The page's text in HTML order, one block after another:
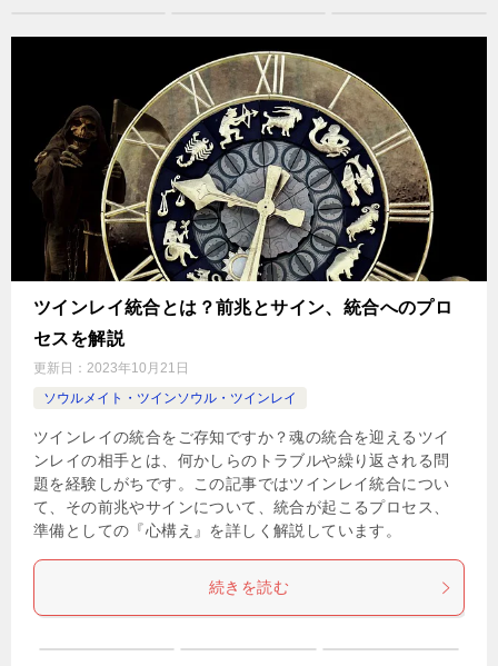
ツインレイ統合とは？前兆とサイン、統合へのプロ
セスを解説
更新日： 2023年10月21日
ソウルメイト・ツインソウル・ツインレイ
ツインレイの統合をご存知ですか？魂の統合を迎えるツイ
ンレイの相手とは、何かしらのトラブルや繰り返される問
題を経験しがちです。この記事ではツインレイ統合につい
て、その前兆やサインについて、統合が起こるプロセス、
準備としての『心構え』を詳しく解説しています。
続きを読む